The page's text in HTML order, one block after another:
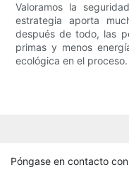
Valoramos la
estrategia aporta
después de todo, las
primas y menos
ecológica en el proceso.
Póngase en contacto